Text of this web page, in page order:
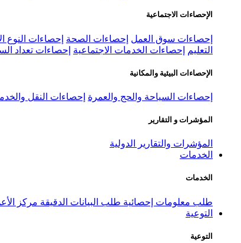
الإحصاءات الاجتماعية
إحصاءات سوق العمل إحصاءات الصحة إحصاءات النوع
التعليم
إحصاءات الخدمات الاجتماعية إحصاءات تعداد
الإحصاءات البيئية والمكانية
إحصاءات السياحة والحج والعمرة إحصاءات النقل
المؤشرات و التقارير
المؤشرات والتقارير الدولية
الخدمات
الخدمات
طلب معلومات إحصائية طلب البيانات الدقيقة مركز
التوعية
التوعية